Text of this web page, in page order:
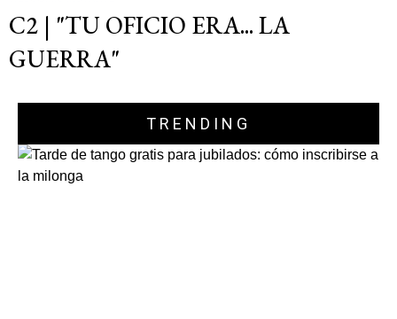
C2 | "TU OFICIO ERA... LA
GUERRA"
TRENDING